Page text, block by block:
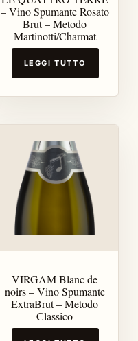
– Vino Spumante Rosato
Brut – Metodo
Martinotti/Charmat
LEGGI TUTTO
VIRGAM Blanc de
noirs – Vino Spumante
ExtraBrut – Metodo
Classico